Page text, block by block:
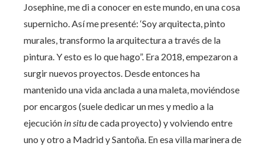
Josephine, me di a conocer en este mundo, en una cosa
supernicho. Así me presenté: ‘Soy arquitecta, pinto
murales, transformo la arquitectura a través de la
pintura. Y esto es lo que hago”. Era 2018, empezaron a
surgir nuevos proyectos. Desde entonces ha
mantenido una vida anclada a una maleta, moviéndose
por encargos (suele dedicar un mes y medio a la
ejecución in situde cada proyecto) y volviendo entre
uno y otro a Madrid y Santoña. En esa villa marinera de